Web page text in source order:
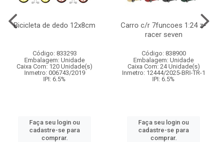
Bicicleta de dedo 12x8cm
Código: 833293
Embalagem: Unidade
Caixa Com: 120 Unidade(s)
Inmetro: 006743/2019
IPI: 6.5%
Faça seu login ou
cadastre-se para
comprar.
Carro c/r 7funcoes 1:24 z-
racer seven
Código: 838900
Embalagem: Unidade
Caixa Com: 24 Unidade(s)
Inmetro: 12444/2025-BRI-TR-1
IPI: 6.5%
Faça seu login ou
cadastre-se para
comprar.